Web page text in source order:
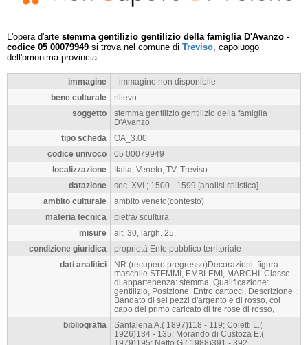
L'opera d'arte stemma gentilizio gentilizio della famiglia D'Avanzo -
codice 05 00079949 si trova nel comune di Treviso, capoluogo
dell'omonima provincia
immagine
- immagine non disponibile -
bene culturale
rilievo
soggetto
stemma gentilizio gentilizio della famiglia
D'Avanzo
tipo scheda
OA_3.00
codice univoco
05 00079949
localizzazione
Italia, Veneto, TV, Treviso
datazione
sec. XVI ; 1500 - 1599 [analisi stilistica]
ambito culturale
ambito veneto(contesto)
materia tecnica
pietra/ scultura
misure
alt. 30, largh. 25,
condizione giuridica
proprietà Ente pubblico territoriale
dati analitici
NR (recupero pregresso)Decorazioni: figura
maschile.STEMMI, EMBLEMI, MARCHI: Classe
di appartenenza: stemma, Qualificazione:
gentilizio, Posizione: Entro cartocci, Descrizione :
Bandato di sei pezzi d'argento e di rosso, col
capo del primo caricato di tre rose di rosso,
bibliografia
Santalena A.( 1897)118 - 119; Coletti L.(
1926)134 - 135; Morando di Custoza E.(
1979)195; Netto G.( 1988)391 - 392